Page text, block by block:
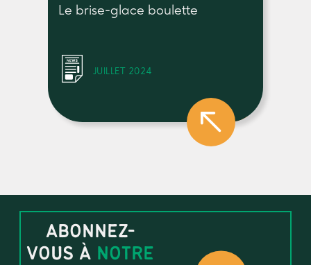
Le brise-glace boulette
JUILLET 2024
ABONNEZ-
VOUS À NOTRE